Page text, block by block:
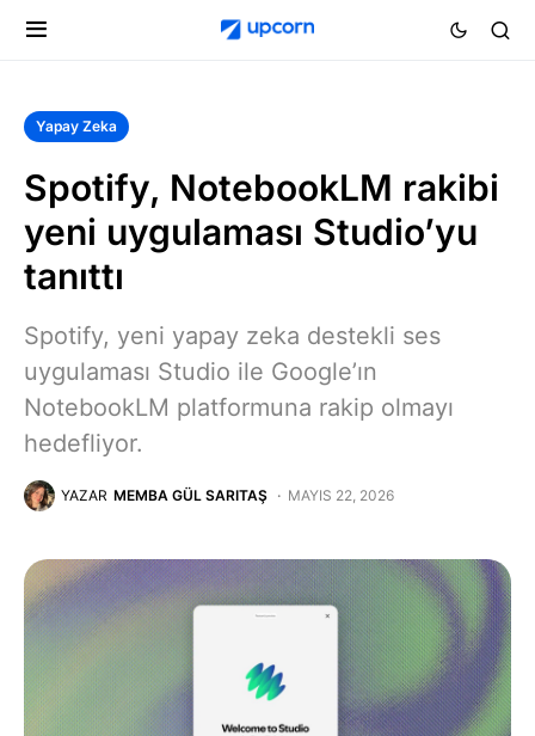
Yapay Zeka
Spotify, NotebookLM rakibi
yeni uygulaması Studio’yu
tanıttı
Spotify, yeni yapay zeka destekli ses
uygulaması Studio ile Google’ın
NotebookLM platformuna rakip olmayı
hedefliyor.
YAZAR MEMBA GÜL SARITAŞ MAYIS 22, 2026